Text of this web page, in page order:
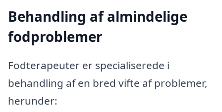
Behandling af almindelige
fodproblemer
Fodterapeuter er specialiserede i
behandling af en bred vifte af problemer,
herunder: